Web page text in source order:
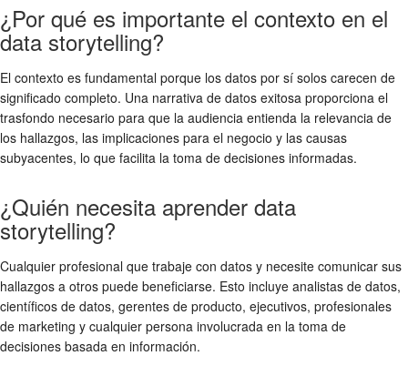
¿Por qué es importante el contexto en el
data storytelling?
El contexto es fundamental porque los datos por sí solos carecen de
significado completo. Una narrativa de datos exitosa proporciona el
trasfondo necesario para que la audiencia entienda la relevancia de
los hallazgos, las implicaciones para el negocio y las causas
subyacentes, lo que facilita la toma de decisiones informadas.
¿Quién necesita aprender data
storytelling?
Cualquier profesional que trabaje con datos y necesite comunicar sus
hallazgos a otros puede beneficiarse. Esto incluye analistas de datos,
científicos de datos, gerentes de producto, ejecutivos, profesionales
de marketing y cualquier persona involucrada en la toma de
decisiones basada en información.